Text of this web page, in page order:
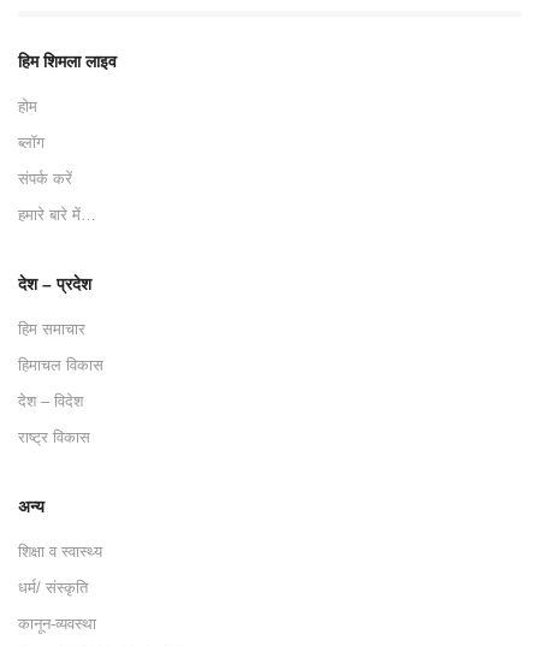
हिम शिमला लाइव
होम
ब्लॉग
संपर्क करें
हमारे बारे में…
देश – प्रदेश
हिम समाचार
हिमाचल विकास
देश – विदेश
राष्ट्र विकास
अन्य
शिक्षा व स्वास्थ्य
धर्म/ संस्कृति
कानून-व्यवस्था